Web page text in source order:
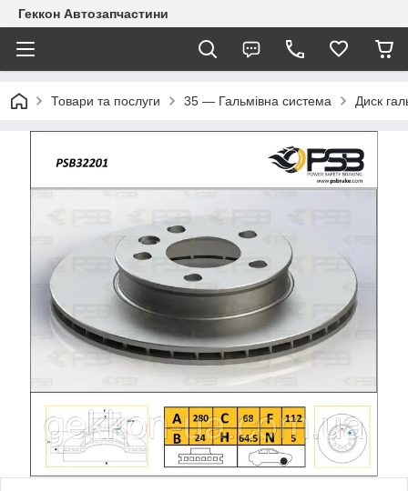
Геккон Автозапчастини
Товари та послуги 35 — Гальмівна система Диск